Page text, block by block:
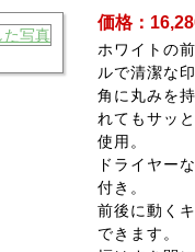
価格：
ホワイトの
ルで清潔な
角に丸みを
れてもサッ
使用。
ドライヤー
付き。
前後に動く
できます。